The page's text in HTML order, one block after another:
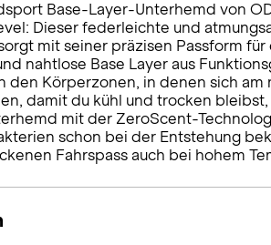
Base-Layer-Unterhemd von
Dieser federleichte und
mit seiner präzisen Passform
nahtlose Base Layer aus
Körperzonen, in denen sich am
damit du kühl und trocken
mit der ZeroScent-
schon bei der Entstehung
Fahrspass auch bei hohem